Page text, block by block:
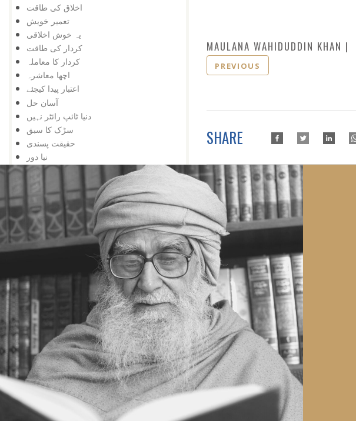
اخلاق کی طاقت
تعمیر خویش
یہ خوش اخلاقی
کردار کی طاقت
کردار کا معاملہ
اچھا معاشرہ
اعتبار پیدا کیجئے
آسان حل
دنیا ٹائپ رائٹر نہیں
سڑک کا سبق
حقیقت پسندی
نیا دور
خود کشی نہیں
اور تالا کھل گیا
شوق کافی ہے
زبان درازی
حقیقت پسندی نہ کہ شوق
دشمنی کے وقت بھی
تعلیم کی اہمیت
اپنی کوشش سے
ایک کے بعد دوسرا
مواقع کا استعمال
ہار میں جیت
کامیابی کے لیے
کمی کی تلافی
بربادی کے بعد بھی
تم غریب نہیں ، دولت مند ہو
کمزوری نعمت ثابت ہوئی
سڑک بند ہے
افسوس نہ کیجئے
MAULANA WAHIDUDDIN KHAN
PREVIOUS
SHARE